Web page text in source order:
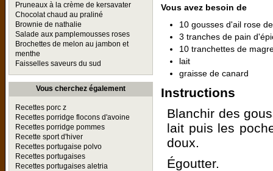
Pruneaux à la crème de kersavater
Chocolat chaud au praliné
Brownie de nathalie
Salade aux pamplemousses roses
Brochettes de melon au jambon et
menthe
Faisselles saveurs du sud
Vous cherchez également
Recettes porc z
Recettes porridge flocons d'avoine
Recettes porridge pommes
Recette sport d'hiver
Recettes portugaise polvo
Recettes portugaises
Recettes portugaises aletria
Vous avez besoin de
10 gousses d'ail rose
3 tranches de pain
10 tranchettes de
lait
graisse de canard
Instructions
Blanchir des
lait puis les
doux.
Égoutter.